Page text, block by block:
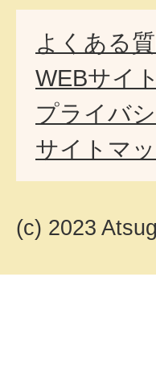
よくある
WEBサイ
プライバ
サイトマ
(c) 2023